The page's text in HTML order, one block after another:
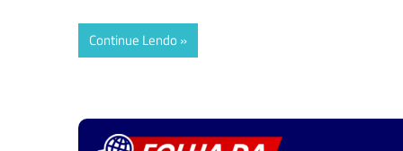
Continue Lendo